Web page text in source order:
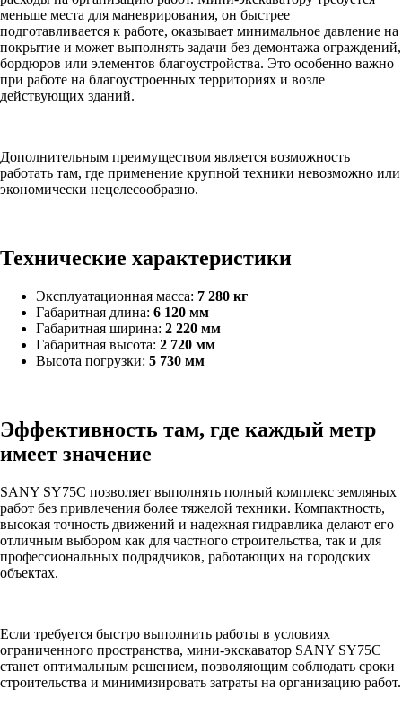
меньше места для маневрирования, он быстрее
подготавливается к работе, оказывает минимальное давление на
покрытие и может выполнять задачи без демонтажа ограждений,
бордюров или элементов благоустройства. Это особенно важно
при работе на благоустроенных территориях и возле
действующих зданий.
Дополнительным преимуществом является возможность
работать там, где применение крупной техники невозможно или
экономически нецелесообразно.
Технические характеристики
Эксплуатационная масса: 7 280 кг
Габаритная длина: 6 120 мм
Габаритная ширина: 2 220 мм
Габаритная высота: 2 720 мм
Высота погрузки: 5 730 мм
Эффективность там, где каждый метр
имеет значение
SANY SY75C позволяет выполнять полный комплекс земляных
работ без привлечения более тяжелой техники. Компактность,
высокая точность движений и надежная гидравлика делают его
отличным выбором как для частного строительства, так и для
профессиональных подрядчиков, работающих на городских
объектах.
Если требуется быстро выполнить работы в условиях
ограниченного пространства, мини-экскаватор SANY SY75C
станет оптимальным решением, позволяющим соблюдать сроки
строительства и минимизировать затраты на организацию работ.